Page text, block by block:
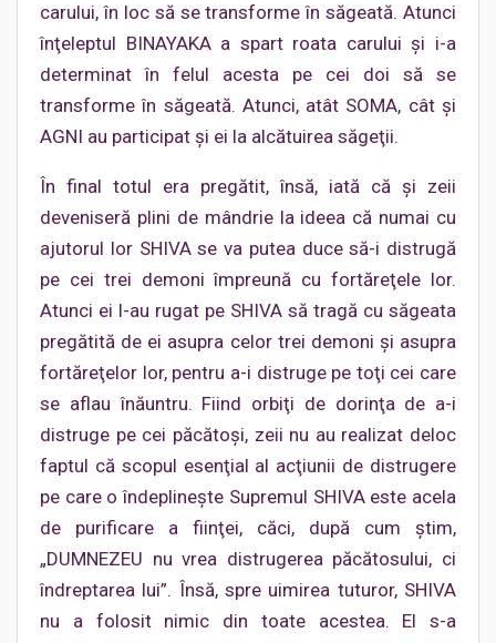
carului, în loc să se transforme în săgeată. Atunci
înţeleptul BINAYAKA a spart roata carului şi i-a
determinat în felul acesta pe cei doi să se
transforme în săgeată. Atunci, atât SOMA, cât şi
AGNI au participat şi ei la alcătuirea săgeţii.
În final totul era pregătit, însă, iată că şi zeii
deveniseră plini de mândrie la ideea că numai cu
ajutorul lor SHIVA se va putea duce să-i distrugă
pe cei trei demoni împreună cu fortăreţele lor.
Atunci ei l-au rugat pe SHIVA să tragă cu săgeata
pregătită de ei asupra celor trei demoni şi asupra
fortăreţelor lor, pentru a-i distruge pe toţi cei care
se aflau înăuntru. Fiind orbiţi de dorinţa de a-i
distruge pe cei păcătoşi, zeii nu au realizat deloc
faptul că scopul esenţial al acţiunii de distrugere
pe care o îndeplineşte Supremul SHIVA este acela
de purificare a fiinţei, căci, după cum ştim,
„DUMNEZEU nu vrea distrugerea păcătosului, ci
îndreptarea lui”. Însă, spre uimirea tuturor, SHIVA
nu a folosit nimic din toate acestea. El s-a